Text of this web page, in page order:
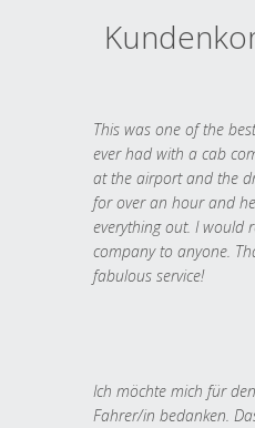
This was one of the
ever had with a cab
at the airport and the
for over an hour and
everything out. I would
company to anyone.
fabulous service!
Ich möchte mich für
Fahrer/in bedanken.